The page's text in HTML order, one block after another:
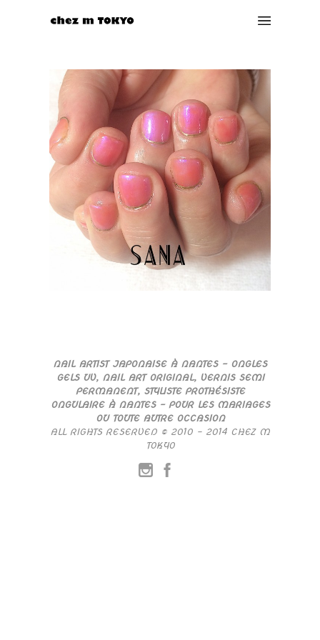
NAIL ARTIST JAPONAISE À NANTES – ONGLES
GELS UV, NAIL ART ORIGINAL, VERNIS SEMI
PERMANENT, STYLISTE PROTHÉSISTE
ONGULAIRE À NANTES – POUR LES MARIAGES
OU TOUTE AUTRE OCCASION
ALL RIGHTS RESERVED © 2010 – 2014 CHEZ M
TOKYO